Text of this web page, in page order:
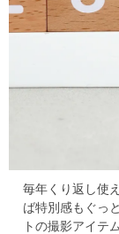
毎年くり返し使
ば特別感もぐっ
トの撮影アイテ